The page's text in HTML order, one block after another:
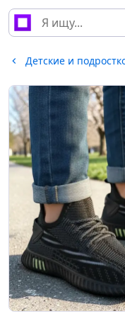
Детские и